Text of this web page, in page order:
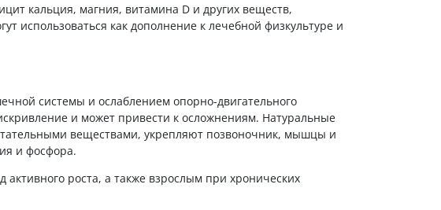
кальция, магния, витамина D и других веществ,
использоваться как дополнение к лечебной физкультуре и
системы и ослаблением опорно-двигательного
и может привести к осложнениям. Натуральные
веществами, укрепляют позвоночник, мышцы и
и фосфора.
роста, а также взрослым при хронических